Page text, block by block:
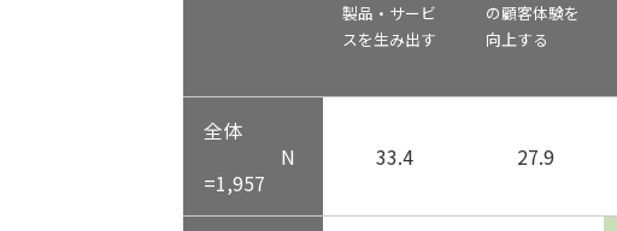
製品・サービ
スを生み出す
の顧客体験を
向上する
全体
N
=1,957
33.4 27.9